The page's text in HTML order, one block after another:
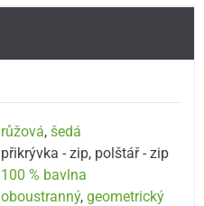
růžová,šedá
přikrývka - zip, polštář - zip
100 % bavlna
oboustranný,geometrický